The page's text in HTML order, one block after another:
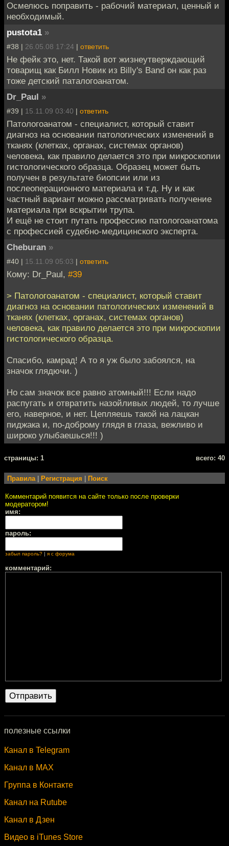
Осмелюсь поправить - рабочий материал, ценный и
необходимый.
pustota1 »
#38 | 26.05.08 17:24 | ответить
Не фейк это, нет. Такой вот жизнеутверждающий
товарищ как Билл Новик из Billy's Band он как раз
тоже детский паталогоанатом.
Dr_Paul »
#39 | 15.11.09 03:40 | ответить
Патологоанатом - специалист, который ставит
диагноз на основании патологических изменений в
тканях (клетках, органах, системах органов)
человека, как правило делается это при микроскопии
гистологического образца. Образец может быть
получен в результате биопсии или из
послеоперационного материала и т.д. Ну и как
частный вариант можно рассматривать получение
материала при вскрытии трупа.
И ещё не стоит путать профессию патологоанатома
с профессией судебно-медицинского эксперта.
Cheburan »
#40 | 15.11.09 05:03 | ответить
Кому: Dr_Paul, #39
> Патологоанатом - специалист, который ставит
диагноз на основании патологических изменений в
тканях (клетках, органах, системах органов)
человека, как правило делается это при микроскопии
гистологического образца.
Спасибо, камрад! А то я уж было забоялся, на
значок глядючи. )
Но сам значок все равно атомный!!! Если надо
распугать и отвратить назойливых людей, то лучше
его, наверное, и нет. Цепляешь такой на лацкан
пиджака и, по-доброму глядя в глаза, вежливо и
широко улыбаешься!!! )
cтраницы: 1 всего: 40
Правила| Регистрация Поиск
Комментарий появится на сайте только после проверки
модератором!
имя:
пароль:
забыл пароль? | я с форума
комментарий:
полезные ссылки
Канал в Telegram
Канал в MAX
Группа в Контакте
Канал на Rutube
Канал в Дзен
Видео в iTunes Store